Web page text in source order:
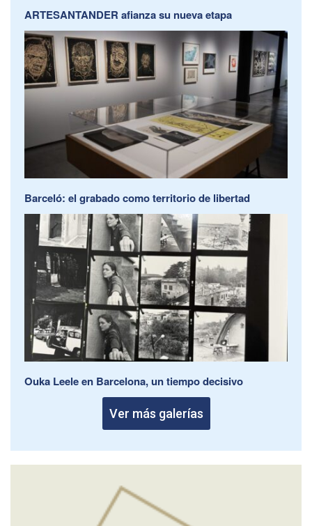
ARTESANTANDER afianza su nueva etapa
Barceló: el grabado como territorio de libertad
Ouka Leele en Barcelona, un tiempo decisivo
Ver más galerías